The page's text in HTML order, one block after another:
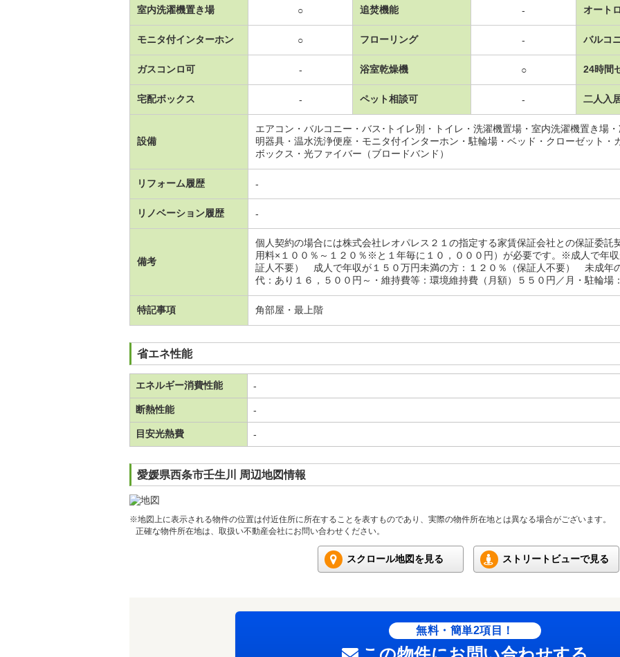
室内洗濯機置き場 ○ 追焚機能 - オート
モニタ付インターホン ○ フローリング - バルコ
ガスコンロ可 - 浴室乾燥機 ○ 24時間
宅配ボックス - ペット相談可 - 二人入
設備
エアコン・バルコニー・バス･トイレ別・トイレ・洗濯機置場・室内洗濯機置き場
明器具・温水洗浄便座・モニタ付インターホン・駐輪場・ベッド・クローゼット・
ボックス・光ファイバー（ブロードバンド）
リフォーム履歴 -
リノベーション履歴 -
備考
個人契約の場合には株式会社レオパレス２１の指定する家賃保証会社との保証委託
用料×１００％～１２０％※と１年毎に１０，０００円）が必要です。※成人で年
証人不要） 成人で年収が１５０万円未満の方：１２０％（保証人不要） 未成年
代：あり１６，５００円～・維持費等：環境維持費（月額）５５０円／月・駐輪場
特記事項 角部屋・最上階
省エネ性能
エネルギー消費性能 -
断熱性能 -
目安光熱費 -
愛媛県西条市壬生川 周辺地図情報
※地図上に表示される物件の位置は付近住所に所在することを表すものであり、実際の物件所在地とは異なる場合がございます。
正確な物件所在地は、取扱い不動産会社にお問い合わせください。
スクロール地図を見る ストリートビューで見る
無料・簡単2項目！